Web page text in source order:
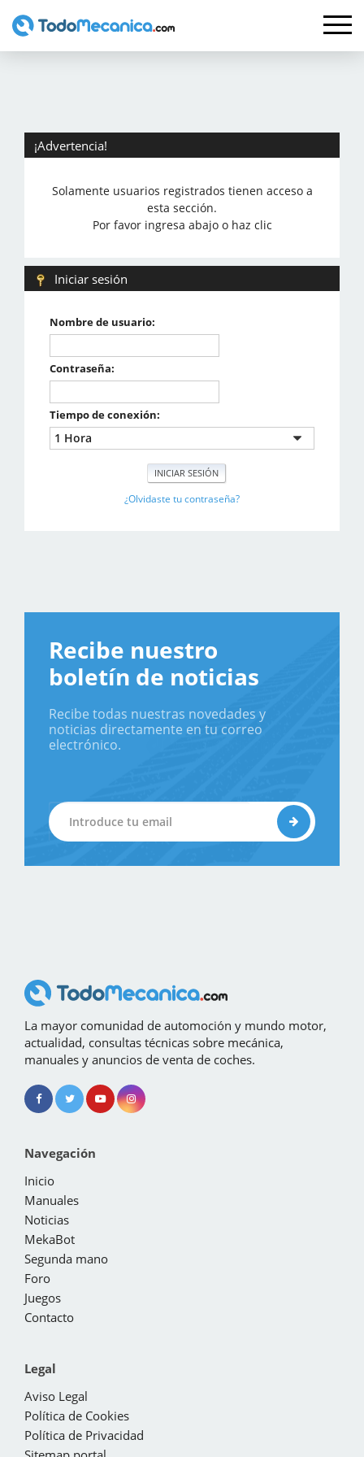
¡Advertencia!
Solamente usuarios registrados tienen acceso a
esta sección.
Por favor ingresa abajo o haz clic
Iniciar sesión
Nombre de usuario:
Contraseña:
Tiempo de conexión:
¿Olvidaste tu contraseña?
Recibe nuestro
boletín de noticias
Recibe todas nuestras novedades y
noticias directamente en tu correo
electrónico.
La mayor comunidad de automoción y mundo motor,
actualidad, consultas técnicas sobre mecánica,
manuales y anuncios de venta de coches.
Navegación
Inicio
Manuales
Noticias
MekaBot
Segunda mano
Foro
Juegos
Contacto
Legal
Aviso Legal
Política de Cookies
Política de Privacidad